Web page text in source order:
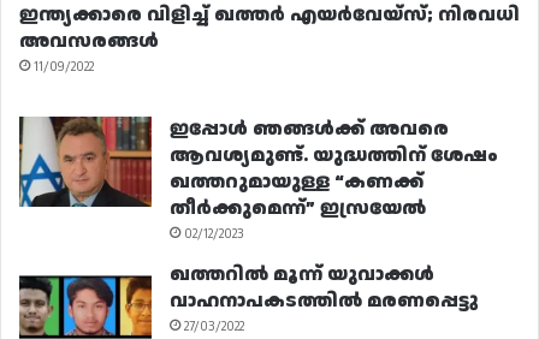
ഇന്ത്യക്കാരെ വിളിച്ച് ഖത്തർ എയർവേയ്‌സ്; നിരവധി
അവസരങ്ങൾ
11/09/2022
ഇപ്പോൾ ഞങ്ങൾക്ക് അവരെ
ആവശ്യമുണ്ട്. യുദ്ധത്തിന് ശേഷം
ഖത്തറുമായുള്ള “കണക്ക്
തീർക്കുമെന്ന്” ഇസ്രയേൽ
02/12/2023
ഖത്തറിൽ മൂന്ന് യുവാക്കൾ
വാഹനാപകടത്തിൽ മരണപ്പെട്ടു
27/03/2022